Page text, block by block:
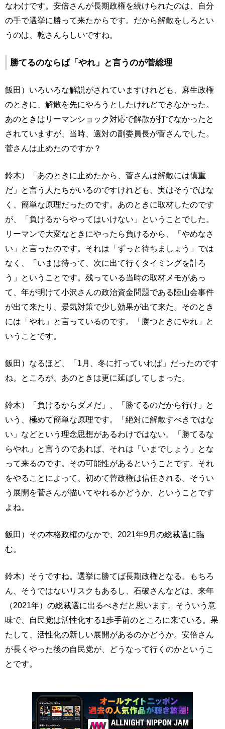
なわけです。安倍さんが長期政権を続けられたのは、自分
の手で選挙に勝って来たからです。だから解散をしろとい
うのは、乾さんらしいですね。
勝てるのならば「やれ」と言うのが菅総理
飯田）いろいろな解説がされていますけれども、麻生政権
のときに、解散を先にやろうとしたけれどできなかった。
あのときはリーマンショック対応で解散が打てなかったと
されていますが、当時、選対の副委員長が菅さんでした。
菅さんは止めたのですか？
鈴木）「あのときに止めたから、菅さんは解散には慎重
だ」と言う人たちがいるのですけれども、実はそうではな
く、簡単な原理だったのです。あのときに取材したのです
が、「負けるからやってはいけない」ということでした。
リーマンで大変なときにやったら負けるから、「やめなさ
い」と言ったのです。それは「ずっと待ちましょう」では
なく、「いまは待って、次に出て行くタイミングを計ろ
う」ということです。残っている当時の取材メモがあっ
て、年が明けて小沢さんの政治資金問題である陸山会事件
が出て来たり、景気対策で少し効果が出て来た。そのとき
には「やれ」と言っているのです。「勝つときにやれ」と
いうことです。
飯田）なるほど、「1月、冬に打っていれば」だったのです
ね。ところが、あのときは更に延ばしてしまった。
鈴木）「負けるからダメだ」、「勝てるのだから行け」と
いう、極めて簡単な原理です。「絶対に解散すべきではな
い」などという理念思想があるわけではない。「勝てるな
らやれ」と言うのであれば、それは「いまでしょう」とな
って来るのです。その可能性があるということです。それ
をやることによって、初めて菅政権は信任される。そうい
う展開を菅さんが描いてやれるかどうか、ということです
よね。
飯田）その本格政権のなかで、2021年9月の総裁選に臨
む。
鈴木）そうですね。選挙に勝てば長期政権となる。もちろ
ん、そうではないリスクもあるし、石破さんなどは、来年
（2021年）の総裁選に出るべきだと思います。そういう意
味で、自民党は活性化する1歩手前のところに来ている。果
たして、活性化の新しい展開があるのかどうか。安倍さん
が長くやった後の自民党が、どうなって行くのかというこ
とです。